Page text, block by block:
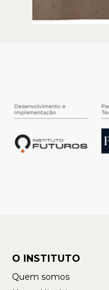
O INSTITUTO
Quem somos